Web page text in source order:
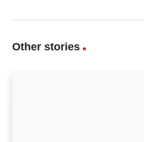
Other stories